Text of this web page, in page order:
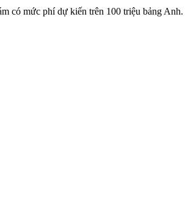
có mức phí dự kiến trên 100 triệu bảng Anh.